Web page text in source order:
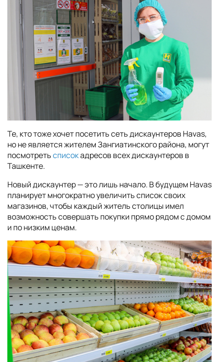
Те, кто тоже хочет посетить сеть дискаунтеров Havas,
но не является жителем Зангиатинского района, могут
посмотретьсписокадресов всех дискаунтеров в
Ташкенте.
Новый дискаунтер — это лишь начало. В будущем Havas
планирует многократно увеличить список своих
магазинов, чтобы каждый житель столицы имел
возможность совершать покупки прямо рядом с домом
и по низким ценам.